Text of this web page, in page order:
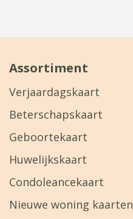
Assortiment
Verjaardagskaart
Beterschapskaart
Geboortekaart
Huwelijkskaart
Condoleancekaart
Nieuwe woning kaarten